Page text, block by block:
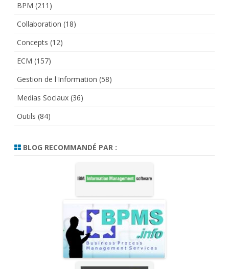
BPM (211)
Collaboration (18)
Concepts (12)
ECM (157)
Gestion de l'Information (58)
Medias Sociaux (36)
Outils (84)
BLOG RECOMMANDÉ PAR :